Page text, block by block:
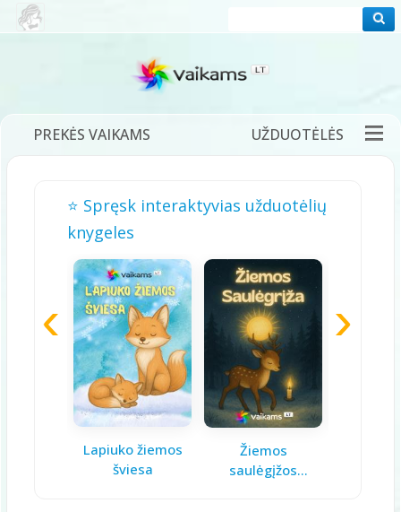
PREKĖS VAIKAMS UŽDUOTĖLĖS
DĖLIONĖS ŽAIDIMAI DAINELĖS
TĖVAMS
⭐ Spręsk interaktyvias užduotėlių
knygeles
Lapiuko žiemos
šviesa
Žiemos
saulėgįžos